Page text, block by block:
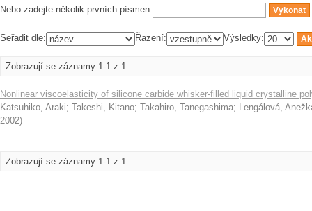
Nebo zadejte několik prvních písmen:
Seřadit dle: Řazení: Výsledky:
Zobrazují se záznamy 1-1 z 1
Nonlinear viscoelasticity of silicone carbide whisker-filled liquid crystalline
Katsuhiko, Araki; Takeshi, Kitano; Takahiro, Tanegashima; Lengálová,
2002)
Zobrazují se záznamy 1-1 z 1